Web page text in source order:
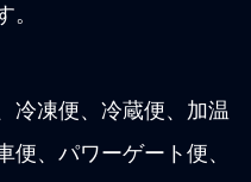
。
冷凍便、冷蔵便、加温
、パワーゲート便、